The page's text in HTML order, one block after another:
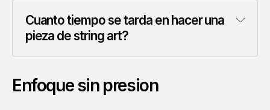
Cuanto tiempo se tarda en hacer una
pieza de string art?
Enfoque sin presion